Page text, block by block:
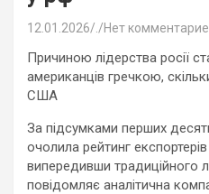
12.01.2026 Нет
Причиною лідерства росії
американців гречкою,
США
За підсумками перших
очолила рейтинг
випередивши традиційного
повідомляє аналітична